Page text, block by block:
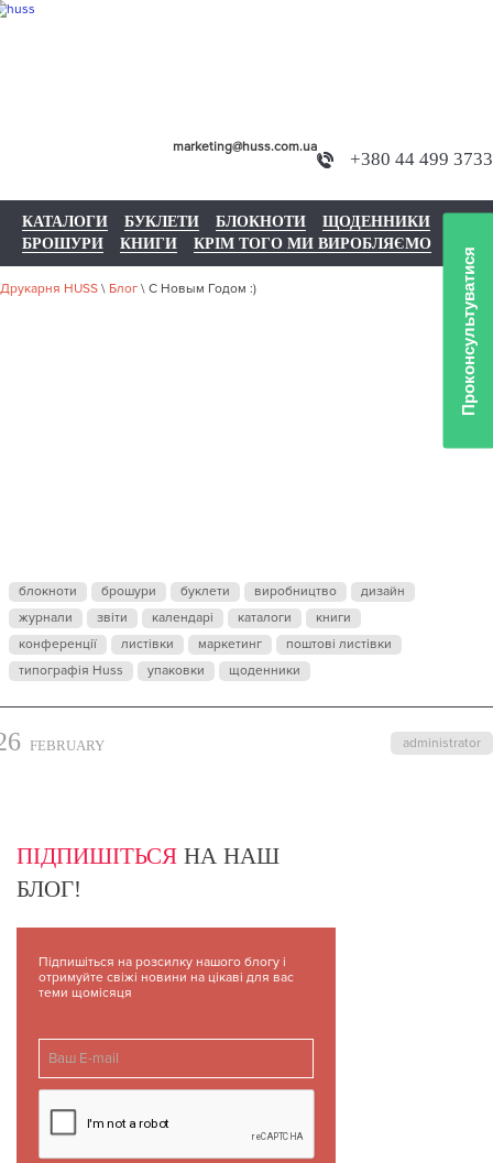
+380 44 499 3733
marketing@huss.com.ua
КАТАЛОГИ БУКЛЕТИ БЛОКНОТИ
ЩОДЕННИКИ
БРОШУРИ
КНИГИ КРІМ ТОГО МИ ВИРОБЛЯЄМО
Друкарня HUSS \ Блог \ С Новым Годом :)
блокноти брошури буклети виробництво
дизайн
журнали
звіти календарі каталоги
книги
конференції
листівки маркетинг
поштові листівки
типографія Huss
упаковки щоденники
administrator
FEBRUARY
ПІДПИШІТЬСЯ НА НАШ
БЛОГ!
Підпишіться на розсилку нашого блогу і
отримуйте свіжі новини на цікаві для вас
теми щомісяця
Проконсультуватися